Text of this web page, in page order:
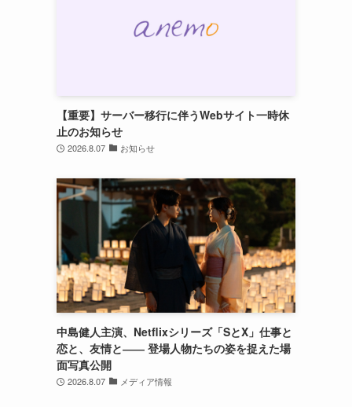
【重要】サーバー移行に伴うWebサイト一時休
止のお知らせ
2026.8.07 お知らせ
中島健人主演、Netflixシリーズ「SとX」仕事と
恋と、友情と―― 登場人物たちの姿を捉えた場
面写真公開
2026.8.07 メディア情報